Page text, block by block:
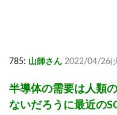
785: 山師さん 2022/04/26(
半導体の需要は人類
ないだろうに最近の